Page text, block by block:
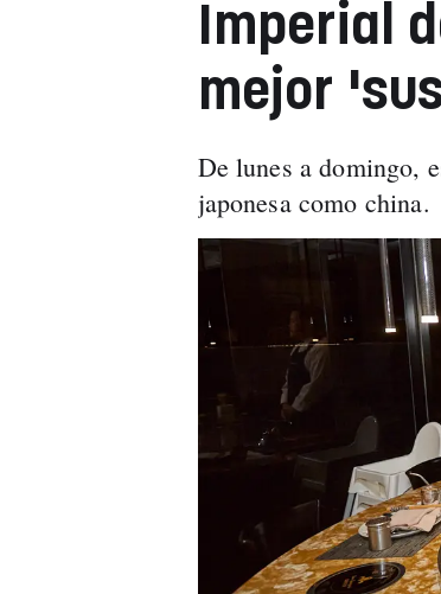
Imperial
mejor
De lunes a domingo,
japonesa como china.